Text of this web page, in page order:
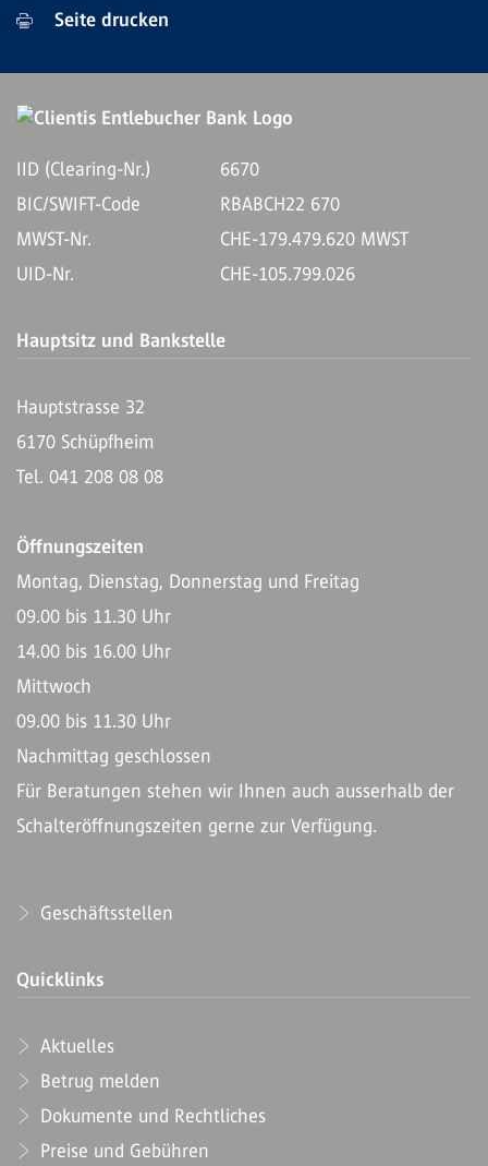
Seite drucken
IID (Clearing-Nr.)
6670
BIC/SWIFT-Code
RBABCH22 670
MWST-Nr.
CHE-179.479.620 MWST
UID-Nr.
CHE-105.799.026
Hauptsitz und Bankstelle
Hauptstrasse 32
6170 Schüpfheim
Tel. 041 208 08 08
Öffnungszeiten
Montag, Dienstag, Donnerstag und Freitag
09.00 bis 11.30 Uhr
14.00 bis 16.00 Uhr
Mittwoch
09.00 bis 11.30 Uhr
Nachmittag geschlossen
Für Beratungen stehen wir Ihnen auch ausserhalb der
Schalteröffnungszeiten gerne zur Verfügung.
Geschäftsstellen
Quicklinks
Aktuelles
Betrug melden
Dokumente und Rechtliches
Preise und Gebühren